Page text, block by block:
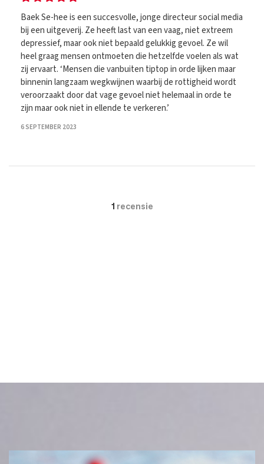
Baek Se-hee is een succesvolle, jonge directeur social media
bij een uitgeverij. Ze heeft last van een vaag, niet extreem
depressief, maar ook niet bepaald gelukkig gevoel. Ze wil
heel graag mensen ontmoeten die hetzelfde voelen als wat
zij ervaart. ‘Mensen die vanbuiten tiptop in orde lijken maar
binnenin langzaam wegkwijnen waarbij de rottigheid wordt
veroorzaakt door dat vage gevoel niet helemaal in orde te
zijn maar ook niet in ellende te verkeren.’
6 SEPTEMBER 2023
1 recensie